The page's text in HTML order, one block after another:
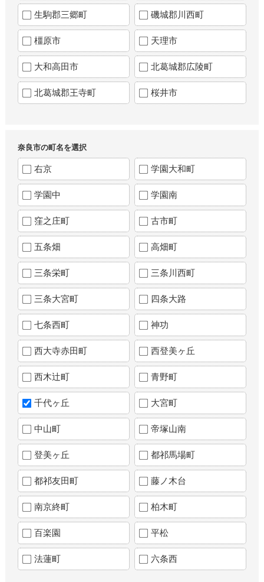
生駒郡三郷町 磯城郡川西町
橿原市 天理市
大和高田市 北葛城郡広陵町
北葛城郡王寺町 桜井市
奈良市の町名を選択
右京 学園大和町
学園中 学園南
窪之庄町 古市町
五条畑 高畑町
三条栄町 三条川西町
三条大宮町 四条大路
七条西町 神功
西大寺赤田町 西登美ヶ丘
西木辻町 青野町
千代ヶ丘 大宮町
中山町 帝塚山南
登美ヶ丘 都祁馬場町
都祁友田町 藤ノ木台
南京終町 柏木町
百楽園 平松
法蓮町 六条西